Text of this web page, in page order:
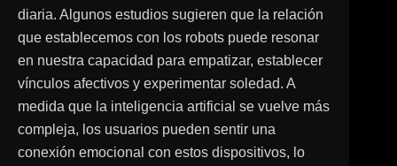
diaria. Algunos estudios sugieren que la relación
que establecemos con los robots puede resonar
en nuestra capacidad para empatizar, establecer
vínculos afectivos y experimentar soledad. A
medida que la inteligencia artificial se vuelve más
compleja, los usuarios pueden sentir una
conexión emocional con estos dispositivos, lo